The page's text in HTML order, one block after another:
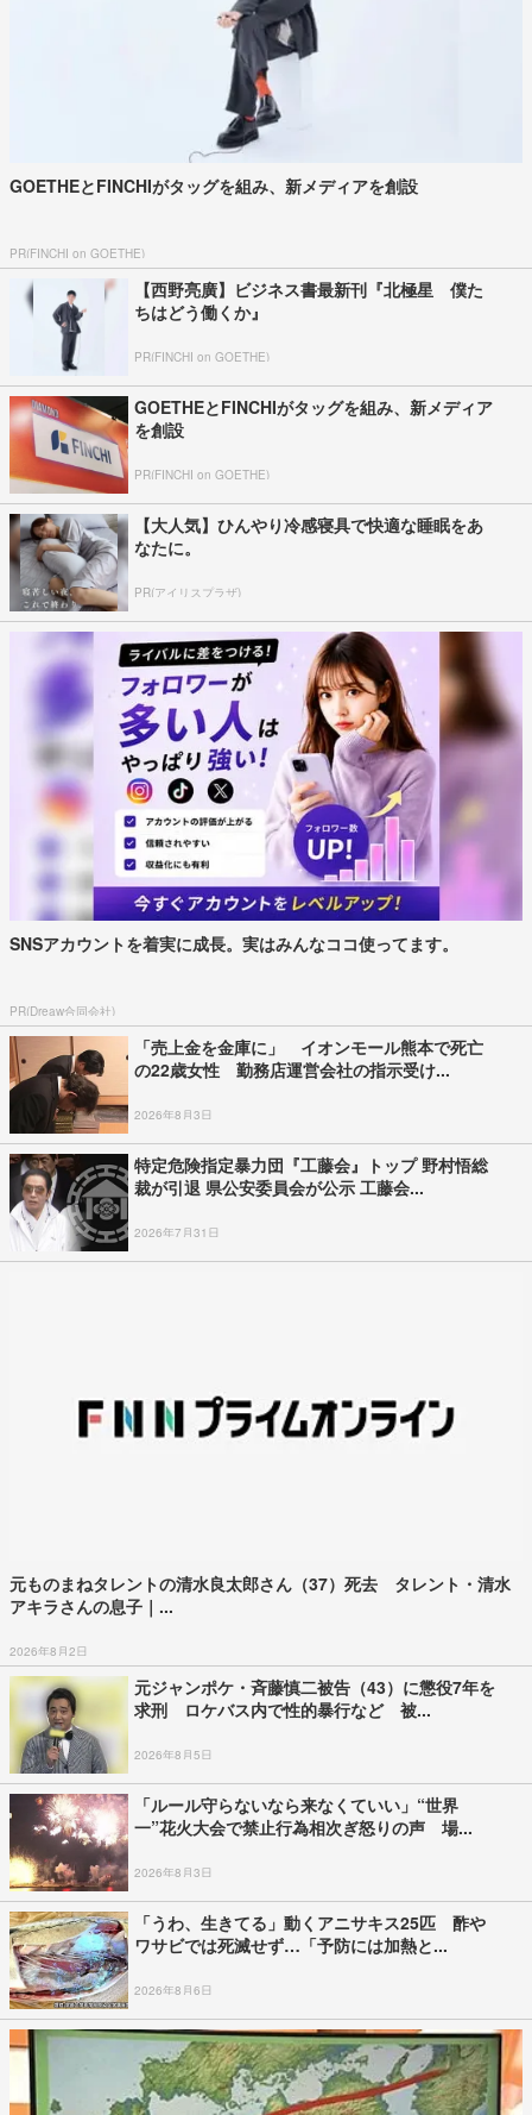
GOETHEとFINCHIがタッグを組み、新メディアを創設
PR(FINCHI on GOETHE)
【西野亮廣】ビジネス書最新刊『北極星 僕た
ちはどう働くか』
PR(FINCHI on GOETHE)
GOETHEとFINCHIがタッグを組み、新メディア
を創設
PR(FINCHI on GOETHE)
【大人気】ひんやり冷感寝具で快適な睡眠をあ
なたに。
PR(アイリスプラザ)
SNSアカウントを着実に成長。実はみんなココ使ってます。
PR(Dreaw合同会社)
「売上金を金庫に」 イオンモール熊本で死亡
の22歳女性 勤務店運営会社の指示受け...
2026年8月3日
特定危険指定暴力団『工藤会』トップ 野村悟総
裁が引退 県公安委員会が公示 工藤会...
2026年7月31日
元ものまねタレントの清水良太郎さん（37）死去 タレント・清水
アキラさんの息子｜...
2026年8月2日
元ジャンポケ・斉藤慎二被告（43）に懲役7年を
求刑 ロケバス内で性的暴行など 被...
2026年8月5日
「ルール守らないなら来なくていい」“世界
一”花火大会で禁止行為相次ぎ怒りの声 場...
2026年8月3日
「うわ、生きてる」動くアニサキス25匹 酢や
ワサビでは死滅せず…「予防には加熱と...
2026年8月6日